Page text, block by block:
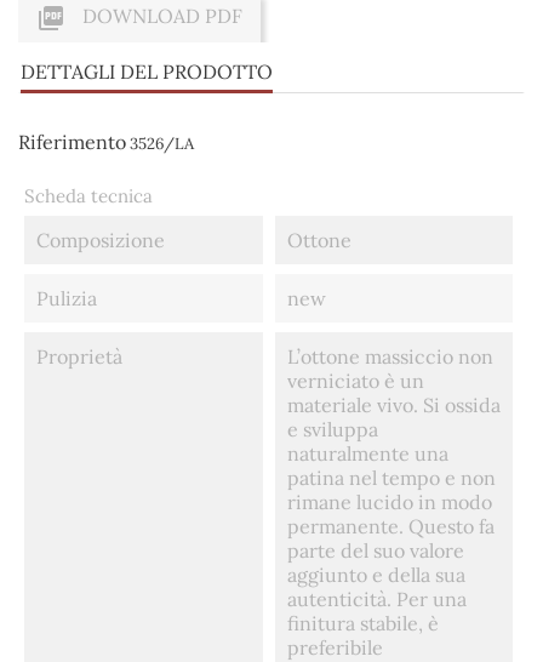
 DOWNLOAD PDF
DETTAGLI DEL PRODOTTO
Riferimento3526/LA
Scheda tecnica
Composizione Ottone
Pulizia new
Proprietà
L’ottone massiccio non
verniciato è un
materiale vivo. Si ossida
e sviluppa
naturalmente una
patina nel tempo e non
rimane lucido in modo
permanente. Questo fa
parte del suo valore
aggiunto e della sua
autenticità. Per una
finitura stabile, è
preferibile